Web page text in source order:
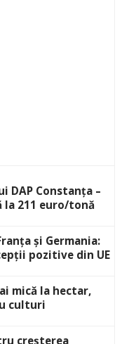
DAP Constanța –
la 211 euro/tonă
și Germania:
pozitive din UE
mică la hectar,
culturi
creșterea